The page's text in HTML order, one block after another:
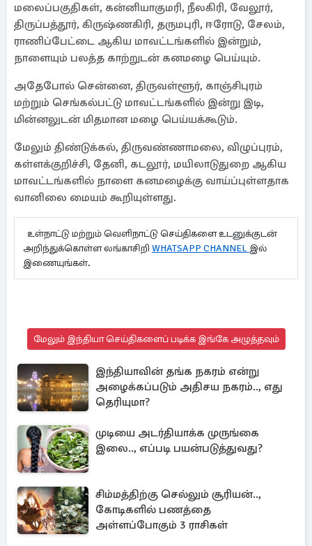
மலைப்பகுதிகள், கன்னியாகுமரி, நீலகிரி, வேலூர்,
திருப்பத்தூர், கிருஷ்ணகிரி, தருமபுரி, ஈரோடு, சேலம்,
ராணிப்பேட்டை ஆகிய மாவட்டங்களில் இன்றும்,
நாளையும் பலத்த காற்றுடன் கனமழை பெய்யும்.
அதேபோல் சென்னை, திருவள்ளூர், காஞ்சிபுரம்
மற்றும் செங்கல்பட்டு மாவட்டங்களில் இன்று இடி,
மின்னலுடன் மிதமான மழை பெய்யக்கூடும்.
மேலும் திண்டுக்கல், திருவண்ணாமலை, விழுப்புரம்,
கள்ளக்குறிச்சி, தேனி, கடலூர், மயிலாடுதுறை ஆகிய
மாவட்டங்களில் நாளை கனமழைக்கு வாய்ப்புள்ளதாக
வானிலை மையம் கூறியுள்ளது.
உள்நாட்டு மற்றும் வெளிநாட்டு செய்திகளை உடனுக்குடன்
அறிந்துக்கொள்ள லங்காசிறி WHATSAPP CHANNEL இல்
இணையுங்கள்.
மேலும் இந்தியா செய்திகளைப் படிக்க இங்கே அழுத்தவும்
இந்தியாவின் தங்க நகரம் என்று
அழைக்கப்படும் அதிசய நகரம்.., எது
தெரியுமா?
முடியை அடர்தியாக்க முருங்கை
இலை.., எப்படி பயன்படுத்துவது?
சிம்மத்திற்கு செல்லும் சூரியன்..,
கோடிகளில் பணத்தை
அள்ளப்போகும் 3 ராசிகள்